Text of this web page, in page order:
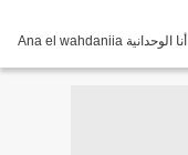
Ana el wahdaniia أنا الوحدانية